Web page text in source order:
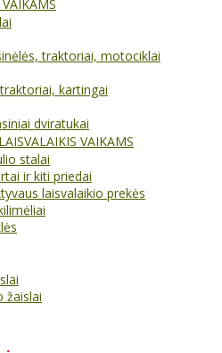
traktoriai, motociklai
kartingai
dviratukai
VAIKAMS
stalai
ir kiti priedai
laisvalaikio prekės
žaislai